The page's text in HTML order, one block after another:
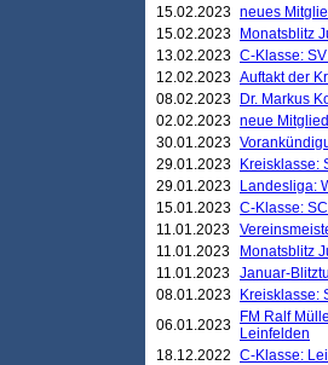
15.02.2023 neues
15.02.2023
Monatsblitz
13.02.2023 C-Klasse:
12.02.2023 Auftakt der
08.02.2023
Dr. Markus
02.02.2023 neue
30.01.2023
29.01.2023
Kreisklasse:
29.01.2023
Landesliga:
15.01.2023 C-Klasse:
11.01.2023
11.01.2023
Monatsblitz
11.01.2023 Januar-
08.01.2023
Kreisklasse:
06.01.2023
FM Ralf
Leinfelden
18.12.2022 C-Klasse: